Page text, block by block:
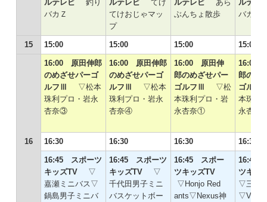
ルテレビ
釣り
バカＺ
ルテレビ
てけ
てけおじゃマッ
プ
ルテレビ
あら
ぶんちょ散歩
ルテ
バカＺ
15 15:00 15:00 15:00 15:00
16
16:00 原田伸郎
のめざせパーゴ
ルフⅢ
▽松本
珠利プロ・岩永
杏奈③
16:00 原田伸郎
のめざせパーゴ
ルフⅢ
▽松本
珠利プロ・岩永
杏奈④
16:00 原田伸
郎のめざせパー
ゴルフⅢ
▽松
本珠利プロ・岩
永杏奈①
16:00
郎のめ
ゴル
本珠利
永杏奈
16:30 16:30 16:30 16:30
16:45 スポーツ
キッズTV
▽
嘉瀬ミニバス▽
鍋島男子ミニバ
16:45 スポーツ
キッズTV
▽
千代田男子ミニ
バスケットボー
16:45 スポー
ツキッズTV
▽Honjo Red
ants▽Nexus神
16:45
ツキッ
▽三日
▽VC鍋